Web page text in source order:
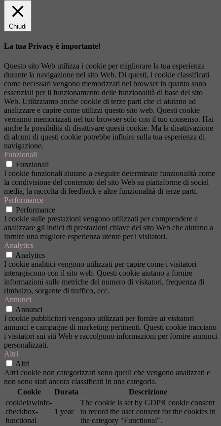
Chiudi
La tua Privacy è importante!
Questo sito Web utilizza i cookie per migliorare la tua esperienza
durante la navigazione nel sito Web. Di questi, i cookie classificati
come necessari vengono memorizzati nel browser in quanto sono
essenziali per il funzionamento delle funzionalità di base del sito
Web. Utilizziamo anche cookie di terze parti che ci aiutano ad
analizzare e capire come utilizzi questo sito web. Questi cookie
verranno memorizzati nel tuo browser solo con il tuo consenso. Hai
anche la possibilità di disattivare questi cookie. Ma la disattivazione
di alcuni di questi cookie potrebbe influire sulla tua esperienza di
navigazione.
Funzionali
Funzionali
I cookie funzionali aiutano a eseguire determinate funzionalità come
la condivisione del contenuto del sito Web su piattaforme di social
media, la raccolta di feedback e altre funzionalità di terze parti.
Performance
Performance
I cookie sulle prestazioni vengono utilizzati per comprendere e
analizzare gli indici di prestazioni chiave del sito Web che aiutano a
fornire una migliore esperienza utente per i visitatori.
Analytics
Analytics
I cookie analitici vengono utilizzati per capire come i visitatori
interagiscono con il sito web. Questi cookie aiutano a fornire
informazioni sulle metriche del numero di visitatori, frequenza di
rimbalzo, sorgente di traffico, ecc.
Annunci
Annunci
I cookie pubblicitari vengono utilizzati per fornire ai visitatori
annunci e campagne di marketing pertinenti. Questi cookie tracciano
i visitatori sui siti Web e raccolgono informazioni per fornire annunci
personalizzati.
Altri
Altri
Altri cookie non categorizzati sono quelli che vengono analizzati e
non sono stati ancora classificati in una categoria.
Cookie
Durata
Descrizione
cookielawinfo-
checkbox-
functional
1 year
The cookie is set by GDPR cookie consent
to record the user consent for the cookies in
the category "Functional".